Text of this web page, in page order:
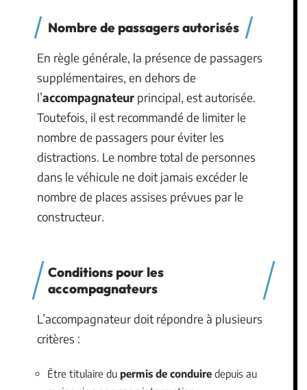
Nombre de passagers autorisés
En règle générale, la présence de passagers
supplémentaires, en dehors de
l’accompagnateur principal, est autorisée.
Toutefois, il est recommandé de limiter le
nombre de passagers pour éviter les
distractions. Le nombre total de personnes
dans le véhicule ne doit jamais excéder le
nombre de places assises prévues par le
constructeur.
Conditions pour les
accompagnateurs
L’accompagnateur doit répondre à plusieurs
critères :
Être titulaire du permis de conduire depuis au